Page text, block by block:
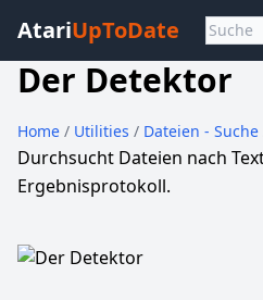
AtariUpToDate
Der Detektor
Home / Utilities / Dateien - Suche
Durchsucht Dateien nach
Ergebnisprotokoll.